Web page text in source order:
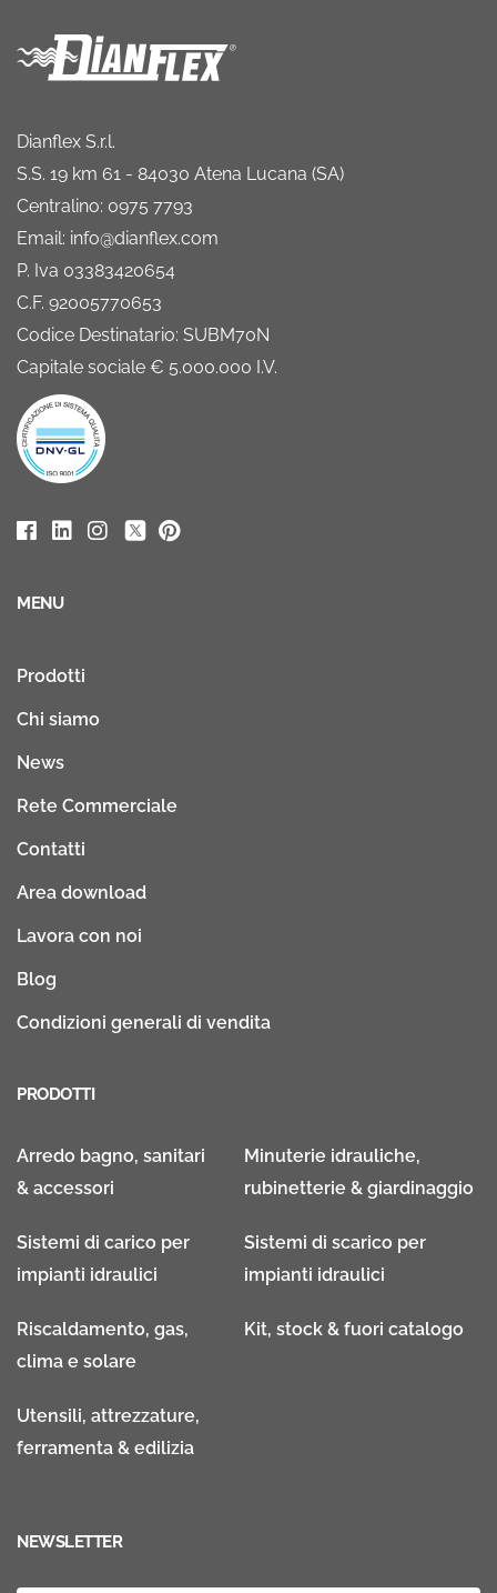
Dianflex S.r.l.
S.S. 19 km 61 - 84030 Atena Lucana (SA)
Centralino: 0975 7793
Email: info@dianflex.com
P. Iva 03383420654
C.F. 92005770653
Codice Destinatario: SUBM70N
Capitale sociale € 5.000.000 I.V.
MENU
Prodotti
Chi siamo
News
Rete Commerciale
Contatti
Area download
Lavora con noi
Blog
Condizioni generali di vendita
PRODOTTI
Arredo bagno, sanitari
& accessori
Minuterie idrauliche,
rubinetterie & giardinaggio
Sistemi di carico per
impianti idraulici
Sistemi di scarico per
impianti idraulici
Riscaldamento, gas,
clima e solare
Kit, stock & fuori catalogo
Utensili, attrezzature,
ferramenta & edilizia
NEWSLETTER